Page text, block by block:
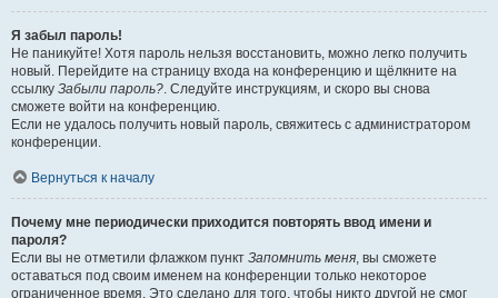
Я забыл пароль!
Не паникуйте! Хотя пароль нельзя восстановить, можно легко получить
новый. Перейдите на страницу входа на конференцию и щёлкните на
ссылку Забыли пароль?. Следуйте инструкциям, и скоро вы снова
сможете войти на конференцию.
Если не удалось получить новый пароль, свяжитесь с администратором
конференции.
Вернуться к началу
Почему мне периодически приходится повторять ввод имени и
пароля?
Если вы не отметили флажком пункт Запомнить меня, вы сможете
оставаться под своим именем на конференции только некоторое
ограниченное время. Это сделано для того, чтобы никто другой не смог